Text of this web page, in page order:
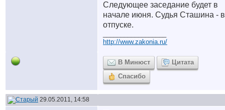
Следующее заседание будет в
начале июня. Судья Сташина - в
отпуске.
http://www.zakonia.ru/
В Минюст
Цитата
Спасибо
29.05.2011, 14:58